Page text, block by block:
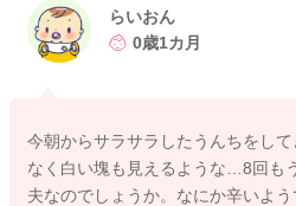
らいおん
0歳1カ月
今朝からサラサラしたうんちをし
なく白い塊も見えるような…8回も
夫なのでしょうか。なにか辛いよ